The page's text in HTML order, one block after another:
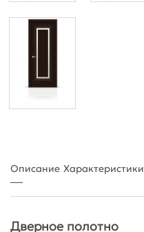
Описание Характеристики
Дверное полотно